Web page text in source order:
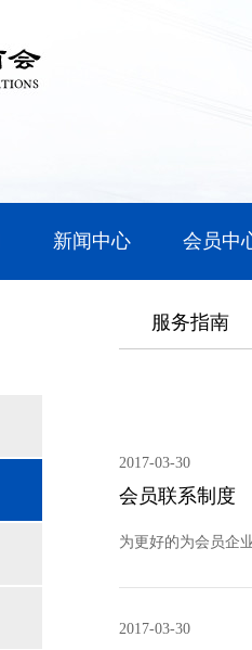
新闻中心 会员中
服务指南
2017-03-30
会员联系制度
为更好的为会员企
2017-03-30